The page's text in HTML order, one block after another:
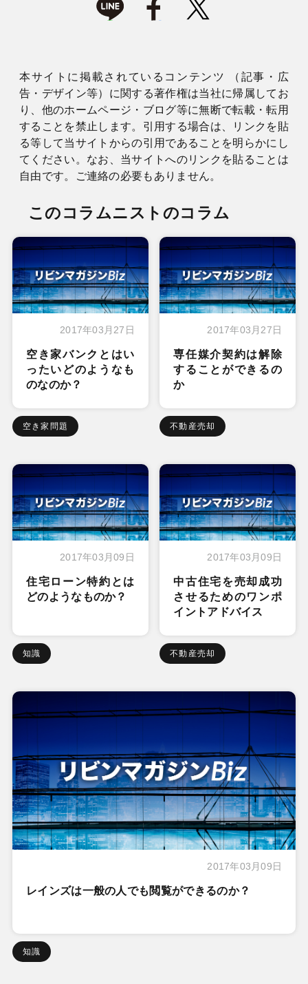
本サイトに掲載されているコンテンツ （記事・広
告・デザイン等）に関する著作権は当社に帰属してお
り、他のホームページ・ブログ等に無断で転載・転用
することを禁止します。引用する場合は、リンクを貼
る等して当サイトからの引用であることを明らかにし
てください。なお、当サイトへのリンクを貼ることは
自由です。ご連絡の必要もありません。
このコラムニストのコラム
2017年03月27日
空き家バンクとはい
ったいどのようなも
のなのか？
空き家問題
2017年03月27日
専任媒介契約は解除
することができるの
か
不動産売却
2017年03月09日
住宅ローン特約とは
どのようなものか？
知識
2017年03月09日
中古住宅を売却成功
させるためのワンポ
イントアドバイス
不動産売却
2017年03月09日
レインズは一般の人でも閲覧ができるのか？
知識